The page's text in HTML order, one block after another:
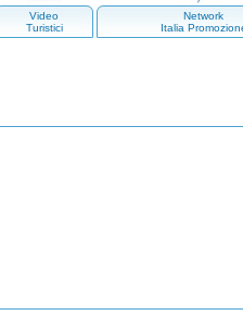
Video
Turistici
Network
Italia